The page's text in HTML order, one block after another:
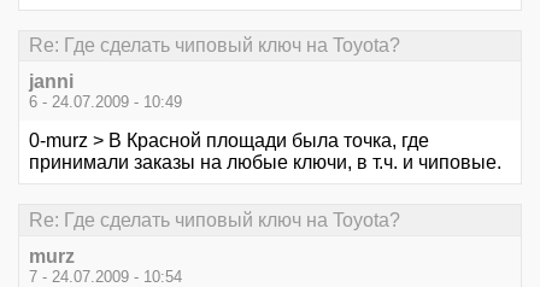
Re: Где сделать чиповый ключ на Toyota?
janni
6 - 24.07.2009 - 10:49
0-murz > В Красной площади была точка, где
принимали заказы на любые ключи, в т.ч. и чиповые.
Re: Где сделать чиповый ключ на Toyota?
murz
7 - 24.07.2009 - 10:54